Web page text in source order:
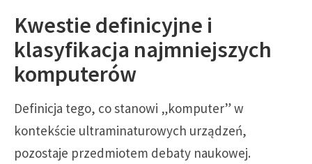
Kwestie definicyjne i
klasyfikacja najmniejszych
komputerów
Definicja tego, co stanowi „komputer” w
kontekście ultraminaturowych urządzeń,
pozostaje przedmiotem debaty naukowej.